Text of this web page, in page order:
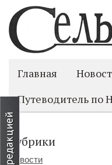
Главная
Путеводитель по
Рубрики
Новости